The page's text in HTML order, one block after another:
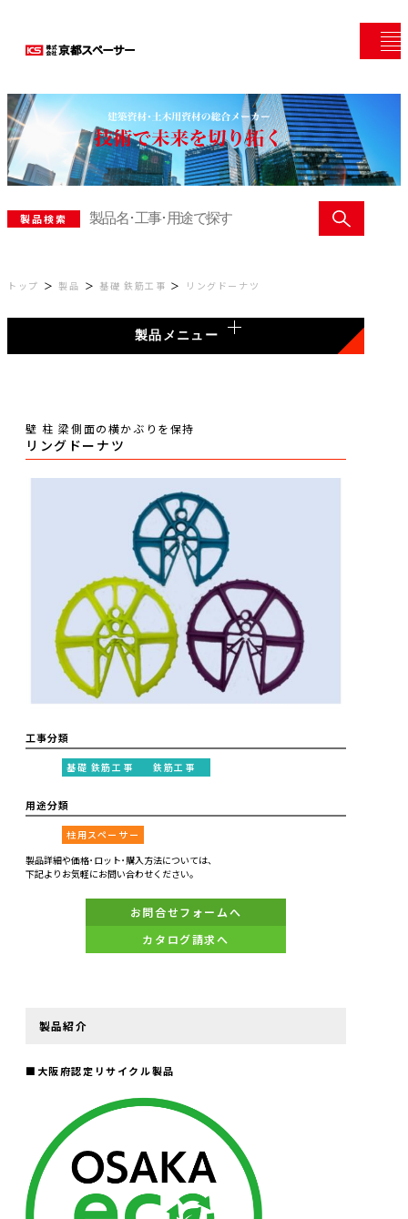
製品検索
トップ 製品 基礎 鉄筋工事 リングドーナツ
製品メニュー
壁 柱 梁側面の横かぶりを保持
リングドーナツ
工事分類
基礎 鉄筋工事 鉄筋工事
用途分類
柱用スペーサー
製品詳細や価格･ロット･購入方法については、
下記よりお気軽にお問い合わせください。
お問合せフォームへ
カタログ請求へ
製品紹介
■ 大阪府認定リサイクル製品